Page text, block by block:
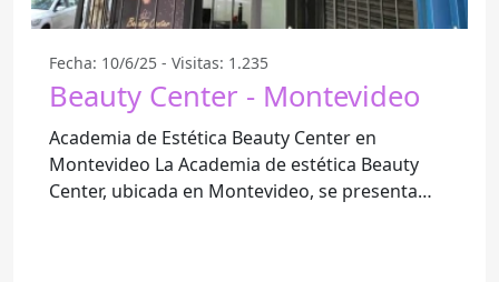
Fecha: 10/6/25 - Visitas: 1.235
Beauty Center - Montevideo
Academia de Estética Beauty Center en
Montevideo La Academia de estética Beauty
Center, ubicada en Montevideo, se presenta